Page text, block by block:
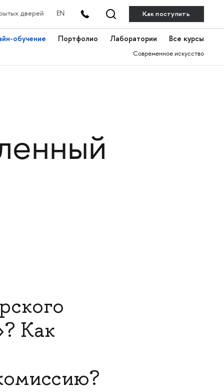
дверей EN Как поступить
обучение Портфолио Лаборатории Все курсы
Современное искусство
Как